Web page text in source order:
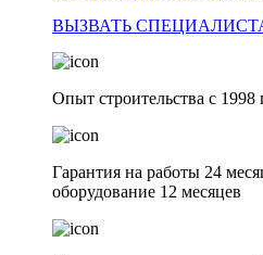
ВЫЗВАТЬ
Опыт строительства с 1998
Гарантия на работы 24
оборудование 12 месяцев